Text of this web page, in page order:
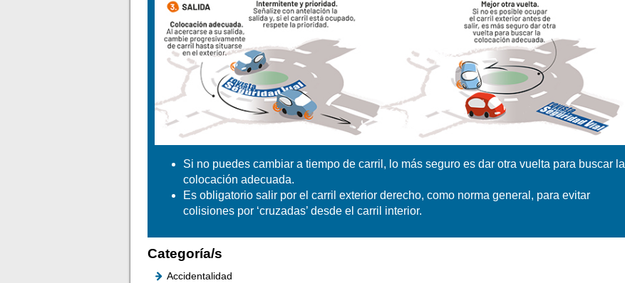
Si no puedes cambiar a tiempo de carril, lo más seguro es dar otra vuelta para buscar la
colocación adecuada.
Es obligatorio salir por el carril exterior derecho, como norma general, para evitar
colisiones por ‘cruzadas’ desde el carril interior.
Categoría/s
Accidentalidad